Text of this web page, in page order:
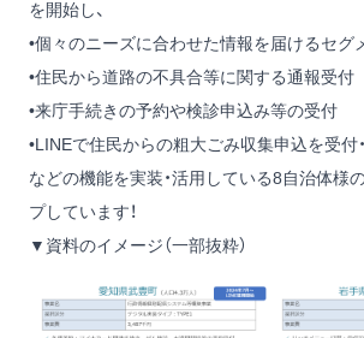
を開始し、
•個々のニーズに合わせた情報を届けるセグ
•住民から道路の不具合等に関する通報受付
•来庁手続きの予約や検診申込み等の受付
•LINEで住民からの粗大ごみ収集申込を受付
などの機能を実装・活用している8自治体様
プしています！
▼資料のイメージ（一部抜粋）